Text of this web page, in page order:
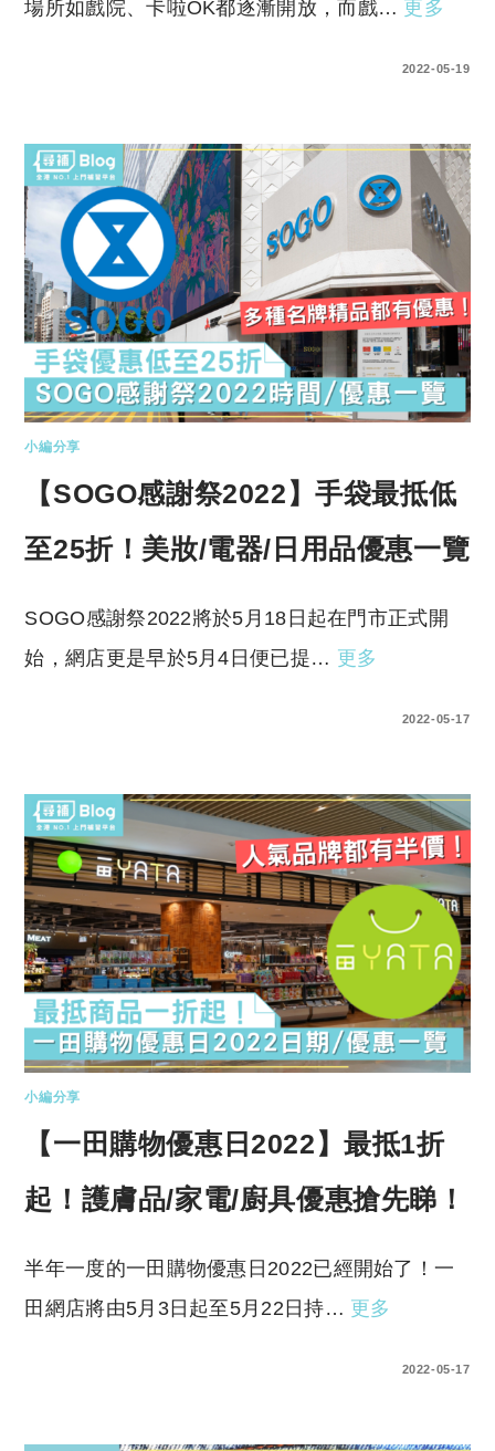
場所如戲院、卡啦OK都逐漸開放，而戲… 更多
2022-05-19
小編分享
【SOGO感謝祭2022】手袋最抵低
至25折！美妝/電器/日用品優惠一覽
SOGO感謝祭2022將於5月18日起在門市正式開
始，網店更是早於5月4日便已提… 更多
2022-05-17
小編分享
【一田購物優惠日2022】最抵1折
起！護膚品/家電/廚具優惠搶先睇！
半年一度的一田購物優惠日2022已經開始了！一
田網店將由5月3日起至5月22日持… 更多
2022-05-17